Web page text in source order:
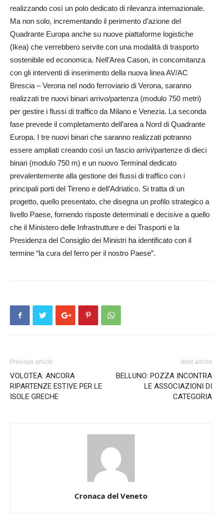
realizzando così un polo dedicato di rilevanza internazionale.
Ma non solo, incrementando il perimento d’azione del
Quadrante Europa anche su nuove piattaforme logistiche
(Ikea) che verrebbero servite con una modalità di trasporto
sostenibile ed economica. Nell’Area Cason, in concomitanza
con gli interventi di inserimento della nuova linea AV/AC
Brescia – Verona nel nodo ferroviario di Verona, saranno
realizzati tre nuovi binari arrivo/partenza (modulo 750 metri)
per gestire i flussi di traffico da Milano e Venezia. La seconda
fase prevede il completamento dell’area a Nord di Quadrante
Europa. I tre nuovi binari che saranno realizzati potranno
essere ampliati creando così un fascio arrivi/partenze di dieci
binari (modulo 750 m) e un nuovo Terminal dedicato
prevalentemente alla gestione dei flussi di traffico con i
principali porti del Tirreno e dell’Adriatico. Si tratta di un
progetto, quello presentato, che disegna un profilo strategico a
livello Paese, fornendo risposte determinati e decisive a quello
che il Ministero delle Infrastrutture e dei Trasporti e la
Presidenza del Consiglio dei Ministri ha identificato con il
termine “la cura del ferro per il nostro Paese”.
Previous article
VOLOTEA: ANCORA
RIPARTENZE ESTIVE PER LE
ISOLE GRECHE
Next article
BELLUNO: POZZA INCONTRA
LE ASSOCIAZIONI DI
CATEGORIA
Cronaca del Veneto